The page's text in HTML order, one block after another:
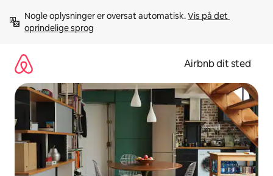
videre
Nogle oplysninger er oversat automatisk. Vis på det
oprindelige sprog
Airbnb dit sted